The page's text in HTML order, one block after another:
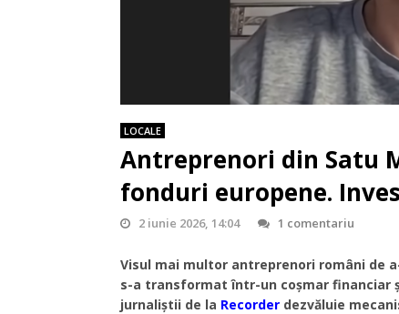
LOCALE
Antreprenori din Satu
fonduri europene.
2 iunie 2026, 14:04 1 comentariu
Visul mai multor antreprenori români de
s-a transformat într-un coșmar financiar
jurnaliștii de la Recorder dezvăluie